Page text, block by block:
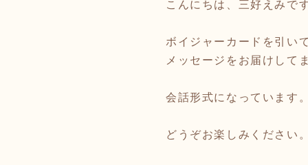
こんにちは、三好えみです
ボイジャーカードを引いて
メッセージをお届けして
会話形式になっています。
どうぞお楽しみください。